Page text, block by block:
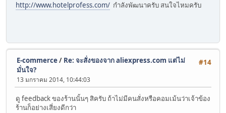
http://www.hotelprofess.com/ กำลังพัฒนาครับ สนใจไหมครับ
#14
E-commerce/ Re: จะสั่งของจาก aliexpress.com แต่ไม่
มั่นใจ?
13 มกราคม 2014, 10:44:03
ดู feedback ของร้านนั้นๆ สิครับ ถ้าไม่มีคนสั่งหรือคอมเม้นว่าเจ้าข้อง
ร้านก็อย่างเสี่ยงดีกว่า